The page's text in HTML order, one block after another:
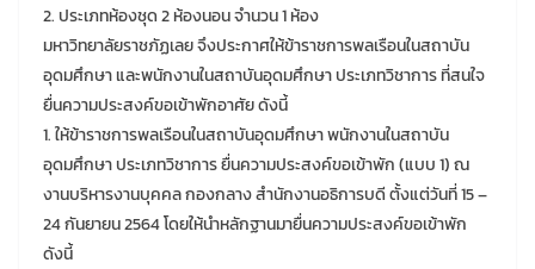
2. ประเภทห้องชุด 2 ห้องนอน จำนวน 1 ห้อง
มหาวิทยาลัยราชภัฏเลย จึงประกาศให้ข้าราชการพลเรือนในสถาบัน
อุดมศึกษา และพนักงานในสถาบันอุดมศึกษา ประเภทวิชาการ ที่สนใจ
ยื่นความประสงค์ขอเข้าพักอาศัย ดังนี้
1. ให้ข้าราชการพลเรือนในสถาบันอุดมศึกษา พนักงานในสถาบัน
อุดมศึกษา ประเภทวิชาการ ยื่นความประสงค์ขอเข้าพัก (แบบ 1) ณ
งานบริหารงานบุคคล กองกลาง สำนักงานอธิการบดี ตั้งแต่วันที่ 15 –
24 กันยายน 2564 โดยให้นำหลักฐานมายื่นความประสงค์ขอเข้าพัก
ดังนี้